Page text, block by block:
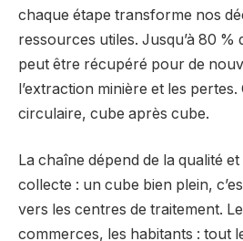
chaque étape transforme nos
ressources utiles. Jusqu’à 80 %
peut être récupéré pour de
l’extraction minière et les pertes.
circulaire, cube après cube.
La chaîne dépend de la qualité
collecte : un cube bien plein,
vers les centres de traitement.
commerces, les habitants : tout